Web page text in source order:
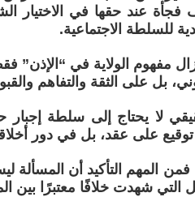
فجأة عند حقها في الاختيار
للسلطة الاجتماعية.
مفهوم الولاية في “الإذن”
بل على الثقة والتفاهم
لا يحتاج إلى سلطة إجبار
على عقد، بل في دور
المهم التأكيد أن
التي شهدت خلافًا معتبرًا بين